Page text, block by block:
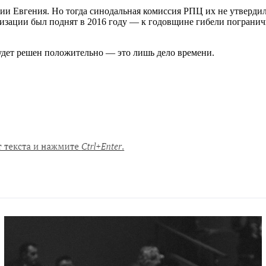
Евгения. Но тогда синодальная комиссия РПЦ их не
был поднят в 2016 году — к годовщине гибели
решен положительно — это лишь дело времени.